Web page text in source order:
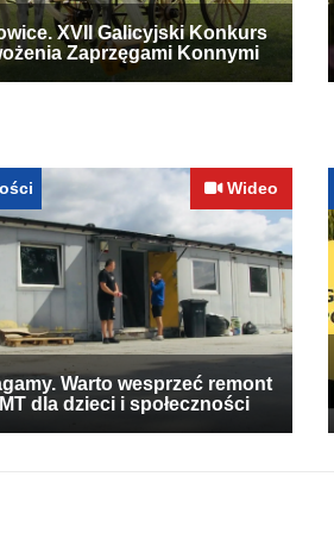
XVII Galicyjski Konkurs
Zaprzęgami Konnymi
Wideo
Warto wesprzeć remont
dla dzieci i społeczności